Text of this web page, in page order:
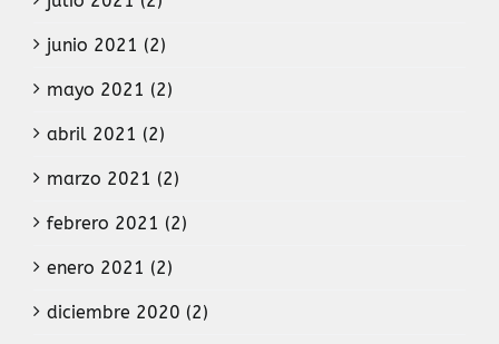
junio 2021 (2)
mayo 2021 (2)
abril 2021 (2)
marzo 2021 (2)
febrero 2021 (2)
enero 2021 (2)
diciembre 2020 (2)